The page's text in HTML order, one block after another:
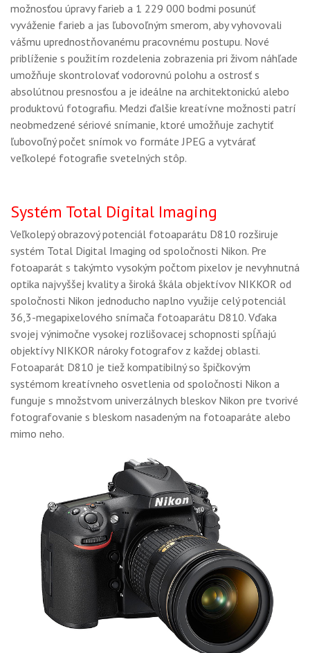
možnosťou úpravy farieb a 1 229 000 bodmi posunúť
vyváženie farieb a jas ľubovoľným smerom, aby vyhovovali
vášmu uprednostňovanému pracovnému postupu. Nové
priblíženie s použitím rozdelenia zobrazenia pri živom náhľade
umožňuje skontrolovať vodorovnú polohu a ostrosť s
absolútnou presnosťou a je ideálne na architektonickú alebo
produktovú fotografiu. Medzi ďalšie kreatívne možnosti patrí
neobmedzené sériové snímanie, ktoré umožňuje zachytiť
ľubovoľný počet snímok vo formáte JPEG a vytvárať
veľkolepé fotografie svetelných stôp.
Systém Total Digital Imaging
Veľkolepý obrazový potenciál fotoaparátu D810 rozširuje
systém Total Digital Imaging od spoločnosti Nikon. Pre
fotoaparát s takýmto vysokým počtom pixelov je nevyhnutná
optika najvyššej kvality a široká škála objektívov NIKKOR od
spoločnosti Nikon jednoducho naplno využije celý potenciál
36,3-megapixelového snímača fotoaparátu D810. Vďaka
svojej výnimočne vysokej rozlišovacej schopnosti spĺňajú
objektívy NIKKOR nároky fotografov z každej oblasti.
Fotoaparát D810 je tiež kompatibilný so špičkovým
systémom kreatívneho osvetlenia od spoločnosti Nikon a
funguje s množstvom univerzálnych bleskov Nikon pre tvorivé
fotografovanie s bleskom nasadeným na fotoaparáte alebo
mimo neho.